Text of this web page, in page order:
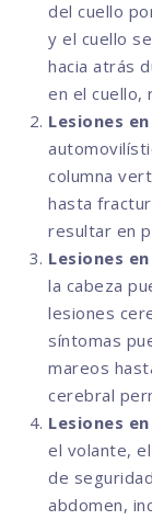
del cuello
y el cuello
hacia atrás
en el cuello,
Lesiones
columna
hasta
resultar en
Lesiones
la cabeza
lesiones
síntomas
mareos
cerebral
Lesiones
el volante,
de
abdomen,